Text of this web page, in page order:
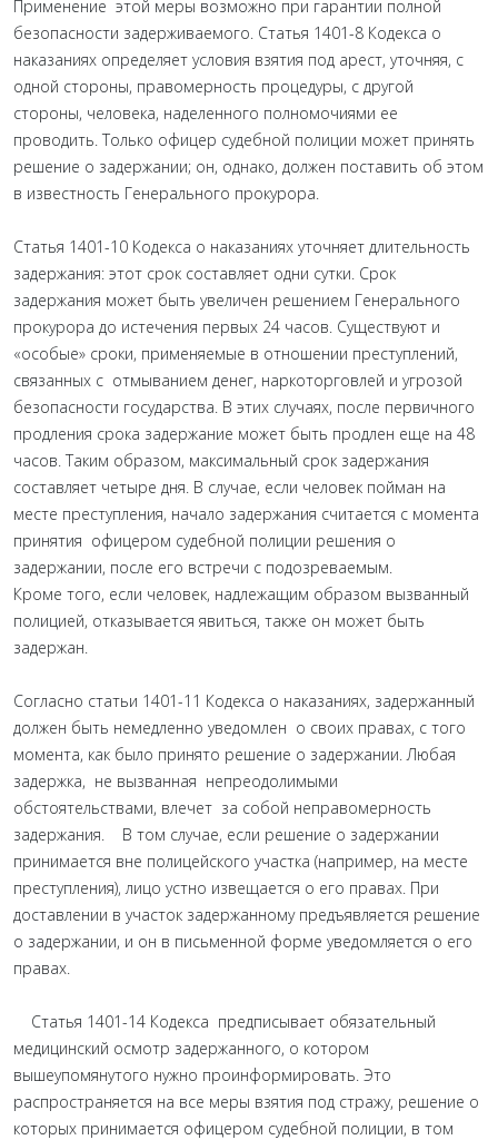
Применение этой меры возможно при гарантии полной
безопасности задерживаемого. Статья 1401-8 Кодекса о
наказаниях определяет условия взятия под арест, уточняя, с
одной стороны, правомерность процедуры, с другой
стороны, человека, наделенного полномочиями ее
проводить. Только офицер судебной полиции может принять
решение о задержании; он, однако, должен поставить об этом
в известность Генерального прокурора.
Статья 1401-10 Кодекса о наказаниях уточняет длительность
задержания: этот срок составляет одни сутки. Срок
задержания может быть увеличен решением Генерального
прокурора до истечения первых 24 часов. Существуют и
«особые» сроки, применяемые в отношении преступлений,
связанных с отмыванием денег, наркоторговлей и угрозой
безопасности государства. В этих случаях, после первичного
продления срока задержание может быть продлен еще на 48
часов. Таким образом, максимальный срок задержания
составляет четыре дня. В случае, если человек пойман на
месте преступления, начало задержания считается с момента
принятия офицером судебной полиции решения о
задержании, после его встречи с подозреваемым.
Кроме того, если человек, надлежащим образом вызванный
полицией, отказывается явиться, также он может быть
задержан.
Согласно статьи 1401-11 Кодекса о наказаниях, задержанный
должен быть немедленно уведомлен о своих правах, с того
момента, как было принято решение о задержании. Любая
задержка, не вызванная непреодолимыми
обстоятельствами, влечет за собой неправомерность
задержания. В том случае, если решение о задержании
принимается вне полицейского участка (например, на месте
преступления), лицо устно извещается о его правах. При
доставлении в участок задержанному предъявляется решение
о задержании, и он в письменной форме уведомляется о его
правах.
Статья 1401-14 Кодекса предписывает обязательный
медицинский осмотр задержанного, о котором
вышеупомянутого нужно проинформировать. Это
распространяется на все меры взятия под стражу, решение о
которых принимается офицером судебной полиции, в том